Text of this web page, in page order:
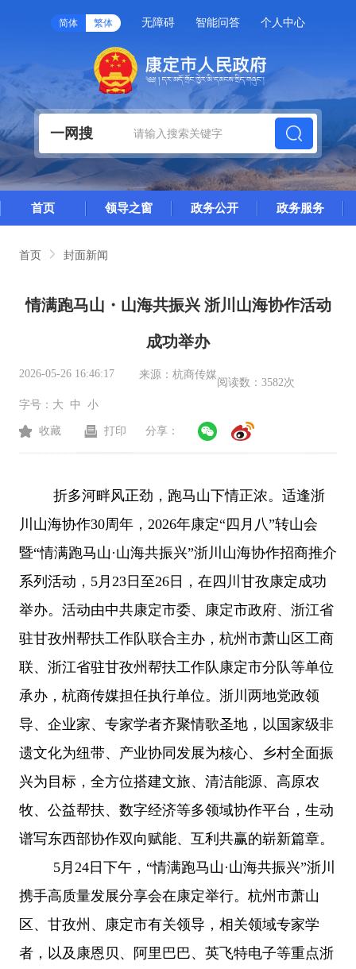
简体 繁体 无障碍 智能问答 个人中心
一网搜
首页 领导之窗 政务公开 政务服务
首页 封面新闻
情满跑马山・山海共振兴 浙川山海协作活动
成功举办
2026-05-26 16:46:17 来源： 杭商传媒
阅读数： 3582次
字号： 大 中 小
收藏 打印 分享：
折多河畔风正劲，跑马山下情正浓。适逢浙
川山海协作30周年，2026年康定“四月八”转山会
暨“情满跑马山·山海共振兴”浙川山海协作招商推介
系列活动，5月23日至26日，在四川甘孜康定成功
举办。活动由中共康定市委、康定市政府、浙江省
驻甘孜州帮扶工作队联合主办，杭州市萧山区工商
联、浙江省驻甘孜州帮扶工作队康定市分队等单位
承办，杭商传媒担任执行单位。浙川两地党政领
导、企业家、专家学者齐聚情歌圣地，以国家级非
遗文化为纽带、产业协同发展为核心、乡村全面振
兴为目标，全方位搭建文旅、清洁能源、高原农
牧、公益帮扶、数字经济等多领域协作平台，生动
谱写东西部协作双向赋能、互利共赢的崭新篇章。
5月24日下午，“情满跑马山·山海共振兴”浙川
携手高质量发展分享会在康定举行。杭州市萧山
区、甘孜州、康定市有关领导，相关领域专家学
者，以及康恩贝、阿里巴巴、英飞特电子等重点浙